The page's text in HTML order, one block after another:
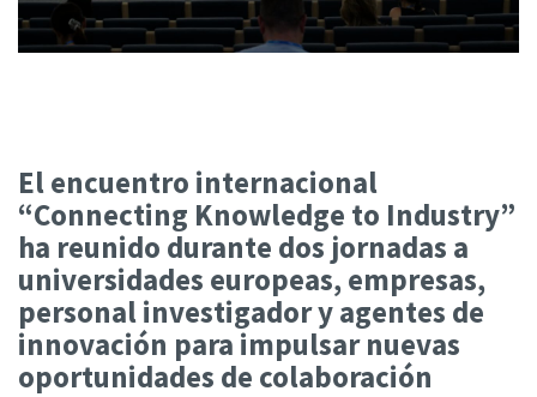
El encuentro internacional
“Connecting Knowledge to Industry”
ha reunido durante dos jornadas a
universidades europeas, empresas,
personal investigador y agentes de
innovación para impulsar nuevas
oportunidades de colaboración